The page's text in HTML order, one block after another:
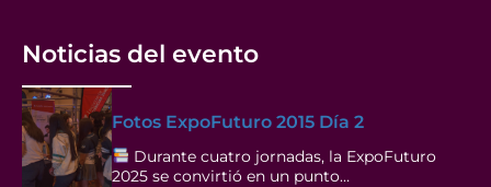
Noticias del evento
Fotos ExpoFuturo 2015 Día 2
Durante cuatro jornadas, la ExpoFuturo
2025 se convirtió en un punto…